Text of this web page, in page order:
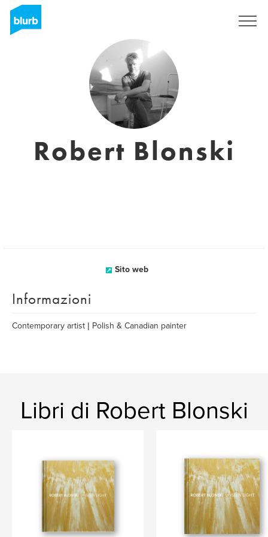
Robert Blonski
Sito web
Informazioni
Contemporary artist | Polish & Canadian painter
Libri di Robert Blonski